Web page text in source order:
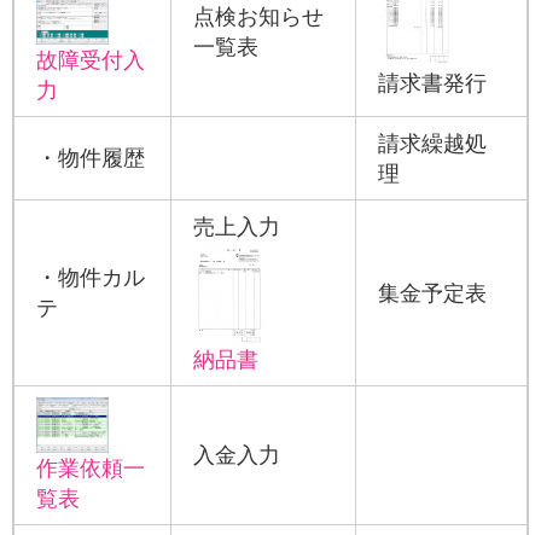
故障受付入
力
点検お知らせ
一覧表
請求書発行
・物件履歴
請求繰越処
理
・物件カル
テ
売上入力
納品書
集金予定表
作業依頼一
覧表
入金入力